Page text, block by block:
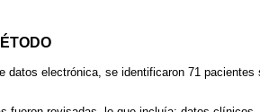
datos electrónica, se identificaron 71